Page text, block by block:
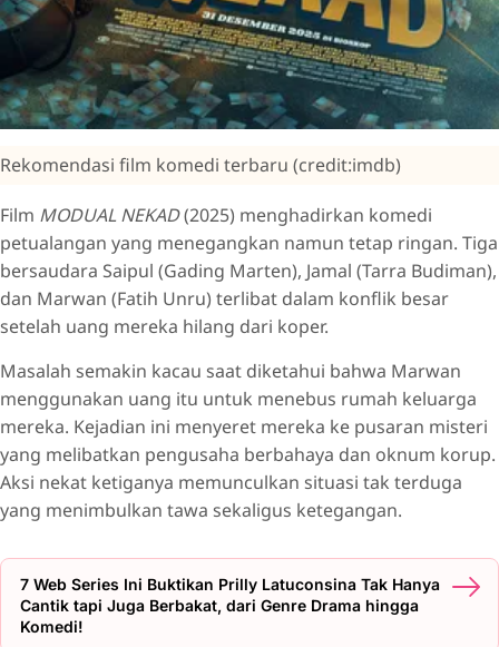
Rekomendasi film komedi terbaru (credit:imdb)
Film MODUAL NEKAD(2025) menghadirkan komedi
petualangan yang menegangkan namun tetap ringan. Tiga
bersaudara Saipul (Gading Marten), Jamal (Tarra Budiman),
dan Marwan (Fatih Unru) terlibat dalam konflik besar
setelah uang mereka hilang dari koper.
Masalah semakin kacau saat diketahui bahwa Marwan
menggunakan uang itu untuk menebus rumah keluarga
mereka. Kejadian ini menyeret mereka ke pusaran misteri
yang melibatkan pengusaha berbahaya dan oknum korup.
Aksi nekat ketiganya memunculkan situasi tak terduga
yang menimbulkan tawa sekaligus ketegangan.
7 Web Series Ini Buktikan Prilly Latuconsina Tak Hanya
Cantik tapi Juga Berbakat, dari Genre Drama hingga
Komedi!